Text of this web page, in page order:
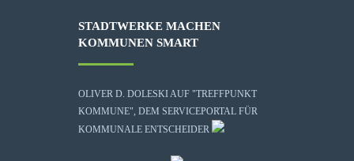
STADTWERKE MACHEN
KOMMUNEN SMART
OLIVER D. DOLESKI AUF "TREFFPUNKT
KOMMUNE", DEM SERVICEPORTAL FÜR
KOMMUNALE ENTSCHEIDER